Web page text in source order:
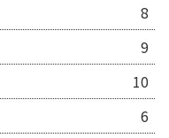
8
9
10
6